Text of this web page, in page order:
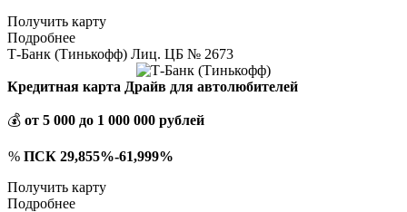
Получить карту
Подробнее
Т-Банк (Тинькофф) Лиц. ЦБ № 2673
Кредитная карта Драйв для автолюбителей
💰 от 5 000 до 1 000 000 рублей
% ПСК 29,855%-61,999%
Получить карту
Подробнее